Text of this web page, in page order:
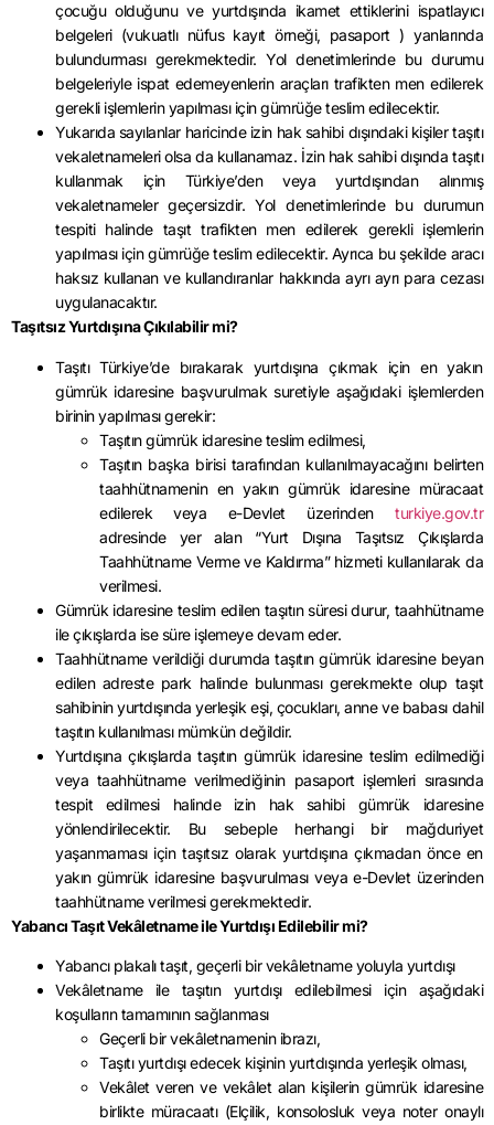
çocuğu olduğunu ve yurtdışında ikamet ettiklerini ispatlayıcı
belgeleri (vukuatlı nüfus kayıt örneği, pasaport ) yanlarında
bulundurması gerekmektedir. Yol denetimlerinde bu durumu
belgeleriyle ispat edemeyenlerin araçları trafikten men edilerek
gerekli işlemlerin yapılması için gümrüğe teslim edilecektir.
Yukarıda sayılanlar haricinde izin hak sahibi dışındaki kişiler taşıtı
vekaletnameleri olsa da kullanamaz. İzin hak sahibi dışında taşıtı
kullanmak için Türkiye’den veya yurtdışından alınmış
vekaletnameler geçersizdir. Yol denetimlerinde bu durumun
tespiti halinde taşıt trafikten men edilerek gerekli işlemlerin
yapılması için gümrüğe teslim edilecektir. Ayrıca bu şekilde aracı
haksız kullanan ve kullandıranlar hakkında ayrı ayrı para cezası
uygulanacaktır.
Taşıtsız Yurtdışına Çıkılabilir mi?
Taşıtı Türkiye’de bırakarak yurtdışına çıkmak için en yakın
gümrük idaresine başvurulmak suretiyle aşağıdaki işlemlerden
birinin yapılması gerekir:
Taşıtın gümrük idaresine teslim edilmesi,
Taşıtın başka birisi tarafından kullanılmayacağını belirten
taahhütnamenin en yakın gümrük idaresine müracaat
edilerek veya e-Devlet üzerinden turkiye.gov.tr
adresinde yer alan “Yurt Dışına Taşıtsız Çıkışlarda
Taahhütname Verme ve Kaldırma” hizmeti kullanılarak da
verilmesi.
Gümrük idaresine teslim edilen taşıtın süresi durur, taahhütname
ile çıkışlarda ise süre işlemeye devam eder.
Taahhütname verildiği durumda taşıtın gümrük idaresine beyan
edilen adreste park halinde bulunması gerekmekte olup taşıt
sahibinin yurtdışında yerleşik eşi, çocukları, anne ve babası dahil
taşıtın kullanılması mümkün değildir.
Yurtdışına çıkışlarda taşıtın gümrük idaresine teslim edilmediği
veya taahhütname verilmediğinin pasaport işlemleri sırasında
tespit edilmesi halinde izin hak sahibi gümrük idaresine
yönlendirilecektir. Bu sebeple herhangi bir mağduriyet
yaşanmaması için taşıtsız olarak yurtdışına çıkmadan önce en
yakın gümrük idaresine başvurulması veya e-Devlet üzerinden
taahhütname verilmesi gerekmektedir.
Yabancı Taşıt Vekâletname ile Yurtdışı Edilebilir mi?
Yabancı plakalı taşıt, geçerli bir vekâletname yoluyla yurtdışı
Vekâletname ile taşıtın yurtdışı edilebilmesi için aşağıdaki
koşulların tamamının sağlanması
Geçerli bir vekâletnamenin ibrazı,
Taşıtı yurtdışı edecek kişinin yurtdışında yerleşik olması,
Vekâlet veren ve vekâlet alan kişilerin gümrük idaresine
birlikte müracaatı (Elçilik, konsolosluk veya noter onaylı